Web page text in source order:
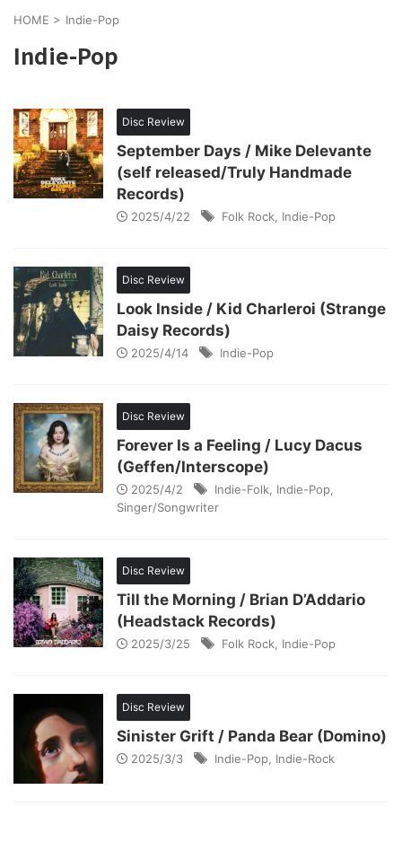
HOME > Indie-Pop
Indie-Pop
Disc Review
September Days / Mike Delevante
(self released/Truly Handmade
Records)
2025/4/22 Folk Rock Indie-Pop
Disc Review
Look Inside / Kid Charleroi (Strange
Daisy Records)
2025/4/14 Indie-Pop
Disc Review
Forever Is a Feeling / Lucy Dacus
(Geffen/Interscope)
2025/4/2 Indie-Folk Indie-Pop
Singer/Songwriter
Disc Review
Till the Morning / Brian D’Addario
(Headstack Records)
2025/3/25 Folk Rock Indie-Pop
Disc Review
Sinister Grift / Panda Bear (Domino)
2025/3/3 Indie-Pop Indie-Rock